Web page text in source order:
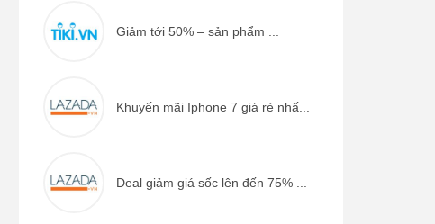
Giảm tới 50% – sản phẩm ...
Khuyến mãi Iphone 7 giá rẻ nhấ...
Deal giảm giá sốc lên đến 75% ...